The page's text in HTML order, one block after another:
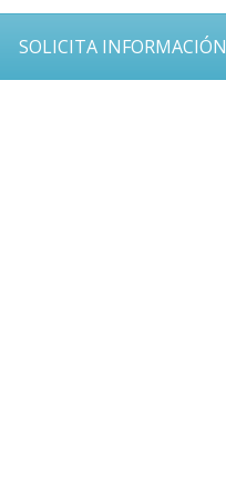
SOLICITA INFORMACIÓN